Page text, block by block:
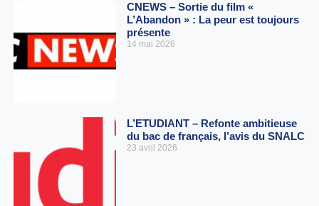
CNEWS – Sortie du film «
L’Abandon » : La peur est toujours
présente
14 mai 2026
L’ETUDIANT – Refonte ambitieuse
du bac de français, l’avis du SNALC
23 avril 2026